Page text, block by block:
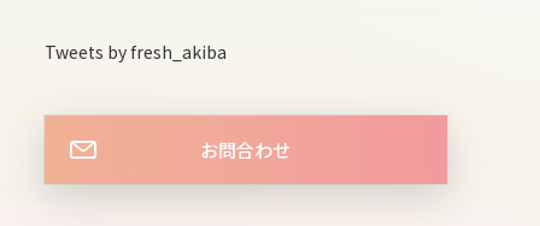
13
14
Tweets by fresh_akiba
お問合わせ